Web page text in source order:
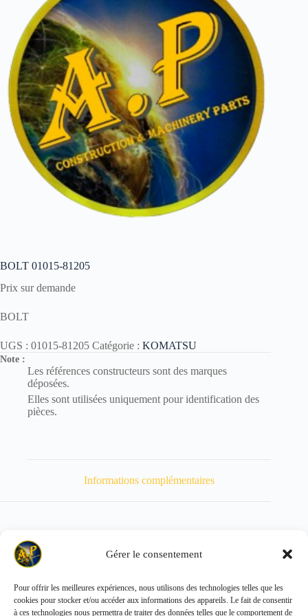
Gérer le consentement
Pour offrir les meilleures expériences, nous utilisons des technologies telles que les
cookies pour stocker et/ou accéder aux informations des appareils. Le fait de consentir
à ces technologies nous permettra de traiter des données telles que le comportement de
BOLT 01015-81205
Prix sur demande
BOLT
UGS : 01015-81205 Catégorie : KOMATSU
Note :
Les références constructeurs sont des marques
déposées.
Elles sont utilisées uniquement pour identification des
pièces.
Informations complémentaires
Poids 110 kg
Copyright © 2026 - ALL PARTS FRANCE SAS